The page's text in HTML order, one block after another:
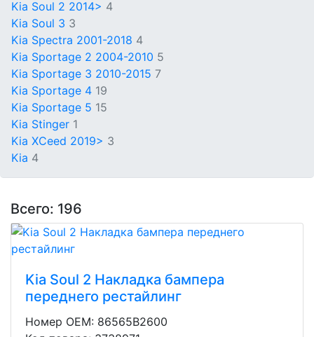
Kia Soul 2 2014> 4
Kia Soul 3 3
Kia Spectra 2001-2018 4
Kia Sportage 2 2004-2010 5
Kia Sportage 3 2010-2015 7
Kia Sportage 4 19
Kia Sportage 5 15
Kia Stinger 1
Kia XCeed 2019> 3
Kia 4
Всего: 196
Kia Soul 2 Накладка бампера
переднего рестайлинг
Номер OEM: 86565B2600